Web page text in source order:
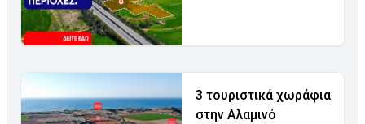
3 τουριστικά χωράφια
στην Αλαμινό